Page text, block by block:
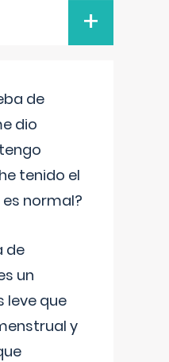
+
de
dio
tenido el
normal?
de
un
leve que
y